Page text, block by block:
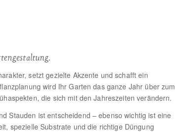
setzt gezielte Akzente und schafft ein
wird Ihr Garten das ganze Jahr über zum
die sich mit den Jahreszeiten verändern.
Stauden ist entscheidend – ebenso wichtig ist eine
spezielle Substrate und die richtige Düngung